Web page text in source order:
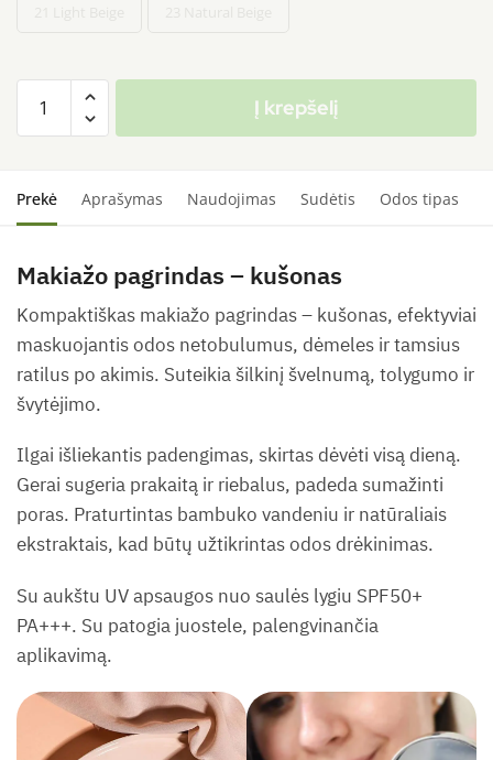
kiekis:
Cushion
Cover
SPF50+
15g
Į krepšelį
Prekė Aprašymas Naudojimas Sudėtis Odos tipas
Makiažo pagrindas – kušonas
Kompaktiškas makiažo pagrindas – kušonas, efektyviai
maskuojantis odos netobulumus, dėmeles ir tamsius
ratilus po akimis. Suteikia šilkinį švelnumą, tolygumo ir
švytėjimo.
Ilgai išliekantis padengimas, skirtas dėvėti visą dieną.
Gerai sugeria prakaitą ir riebalus, padeda sumažinti
poras. Praturtintas bambuko vandeniu ir natūraliais
ekstraktais, kad būtų užtikrintas odos drėkinimas.
Su aukštu UV apsaugos nuo saulės lygiu SPF50+
PA+++. Su patogia juostele, palengvinančia
aplikavimą.